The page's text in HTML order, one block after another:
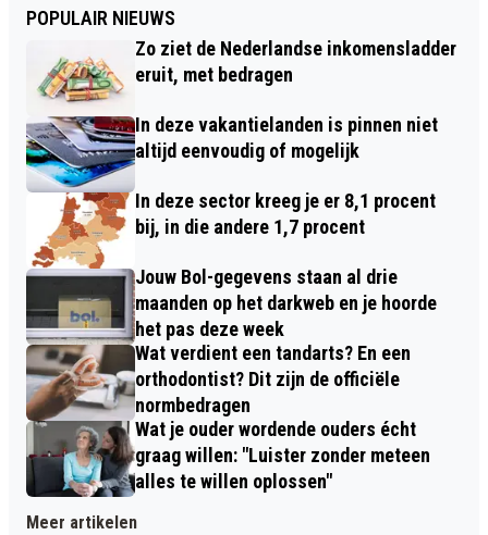
POPULAIR NIEUWS
Zo ziet de Nederlandse inkomensladder
eruit, met bedragen
In deze vakantielanden is pinnen niet
altijd eenvoudig of mogelijk
In deze sector kreeg je er 8,1 procent
bij, in die andere 1,7 procent
Jouw Bol-gegevens staan al drie
maanden op het darkweb en je hoorde
het pas deze week
Wat verdient een tandarts? En een
orthodontist? Dit zijn de officiële
normbedragen
Wat je ouder wordende ouders écht
graag willen: "Luister zonder meteen
alles te willen oplossen"
Meer artikelen